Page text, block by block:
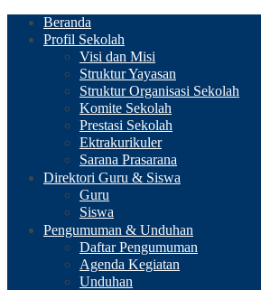
Beranda
Profil Sekolah
Visi dan Misi
Struktur Yayasan
Struktur Organisasi Sekolah
Komite Sekolah
Prestasi Sekolah
Ektrakurikuler
Sarana Prasarana
Direktori Guru & Siswa
Guru
Siswa
Pengumuman & Unduhan
Daftar Pengumuman
Agenda Kegiatan
Unduhan